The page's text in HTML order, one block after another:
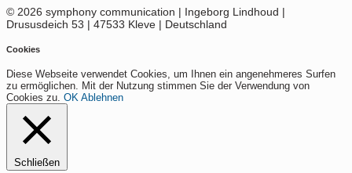
© 2026 symphony communication | Ingeborg Lindhoud |
Drususdeich 53 | 47533 Kleve | Deutschland
Cookies
Diese Webseite verwendet Cookies, um Ihnen ein angenehmeres Surfen
zu ermöglichen. Mit der Nutzung stimmen Sie der Verwendung von
Cookies zu. OK Ablehnen
Schließen